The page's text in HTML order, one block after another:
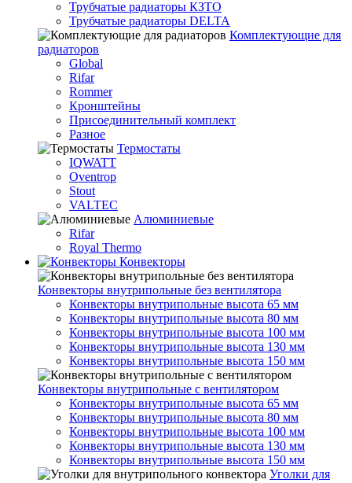
Трубчатые радиаторы КЗТО
Трубчатые радиаторы DELTA
Комплектующие для
радиаторов
Global
Rifar
Rommer
Кронштейны
Присоединительный комплект
Разное
Термостаты
IQWATT
Oventrop
Stout
VALTEC
Алюминиевые
Rifar
Royal Thermo
Конвекторы
Конвекторы внутрипольные без вентилятора
Конвекторы внутрипольные высота 65 мм
Конвекторы внутрипольные высота 80 мм
Конвекторы внутрипольные высота 100 мм
Конвекторы внутрипольные высота 130 мм
Конвекторы внутрипольные высота 150 мм
Конвекторы внутрипольные с вентилятором
Конвекторы внутрипольные высота 65 мм
Конвекторы внутрипольные высота 80 мм
Конвекторы внутрипольные высота 100 мм
Конвекторы внутрипольные высота 130 мм
Конвекторы внутрипольные высота 150 мм
Уголки для